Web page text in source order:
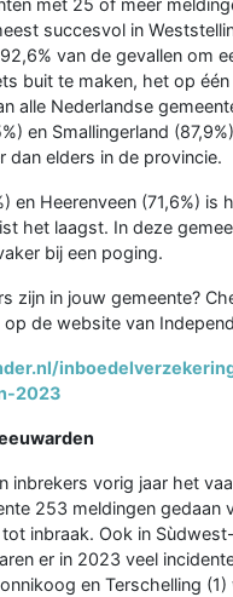
succesvol in
van de gevallen om
buit te maken, het op
alle Nederlandse
en Smallingerland
dan elders in de provincie.
en Heerenveen (71,6%) is
het laagst. In deze
bij een poging.
zijn in jouw gemeente?
de website van
2023
inbrekers vorig jaar het
253 meldingen gedaan
inbraak. Ook in
er in 2023 veel
en Terschelling